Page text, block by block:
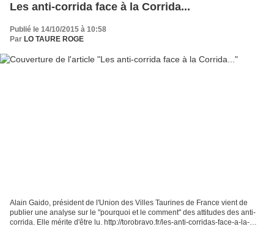
Les anti-corrida face à la Corrida...
Publié le 14/10/2015 à 10:58
Par LO TAURE ROGE
Alain Gaido, président de l'Union des Villes Taurines de France vient de
publier une analyse sur le "pourquoi et le comment" des attitudes des anti-
corrida. Elle mérite d'être lu. http://torobravo.fr/les-anti-corridas-face-a-la-